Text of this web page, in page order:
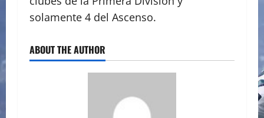
solamente 4 del Ascenso.
ABOUT THE AUTHOR